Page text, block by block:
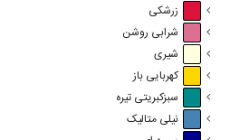
زرشکی
شرابی روشن
شیری
کهربایی باز
سبزکبریتی تیره
نیلی متالیک